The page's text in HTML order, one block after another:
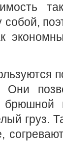
Они
брюшной
груз.